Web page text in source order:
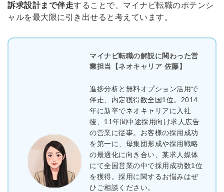
訴求設計まで伴走することで、マイナビ転職のポテンシ
ャルを最大限に引き出せると考えています。
マイナビ転職の解説に関わった営
業担当【ネオキャリア 佐藤】
進捗分析と無料オプション活用で
伴走、内定獲得数全国1位。2014
年に新卒でネオキャリアに入社
後、11年間中途採用向け求人広告
の営業に従事。お客様の採用成功
を第一に、母集団形成や採用戦略
の最適化に向き合い、某求人媒体
にて全国営業の中で採用成功数1位
を獲得。採用に関するお悩みはぜ
ひご相談ください。